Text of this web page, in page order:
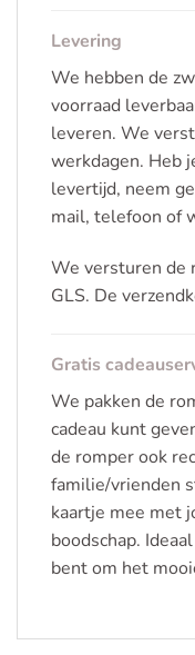
Levering
We hebben de
voorraad
leveren. We
werkdagen. Heb
levertijd, neem
mail, telefoon of
We versturen de
GLS. De
Gratis
We pakken de
cadeau kunt
de romper ook
familie/vrienden
kaartje mee met
boodschap.
bent om het